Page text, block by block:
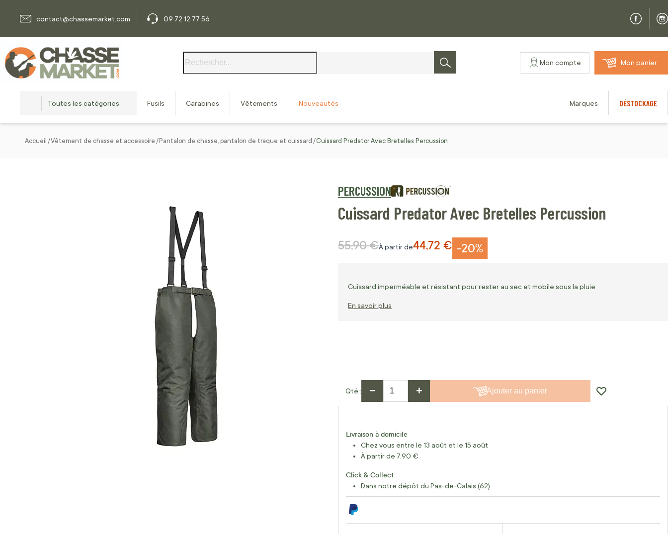
contact@chassemarket.com
09 72 12 77 56
Rechercher
Mon compte Mon panier
Toutes les catégories Fusils Carabines Vêtements Nouveautés Marques DÉSTOCKAGE
Accueil Vêtement de chasse et accessoire Pantalon de chasse, pantalon de traque et cuissard Cuissard Predator Avec Bretelles Percussion
PERCUSSION
Cuissard Predator Avec Bretelles Percussion
-20%
À partir de44,72 €
Prix normal
55,90 €
Cuissard imperméable et résistant pour rester au sec et mobile sous la pluie
En savoir plus
Qté − + Ajouter au panier
Livraison à domicile
Chez vous entre le 13 août et le 15 août
À partir de 7,90 €
Click & Collect
Dans notre dépôt du Pas-de-Calais (62)